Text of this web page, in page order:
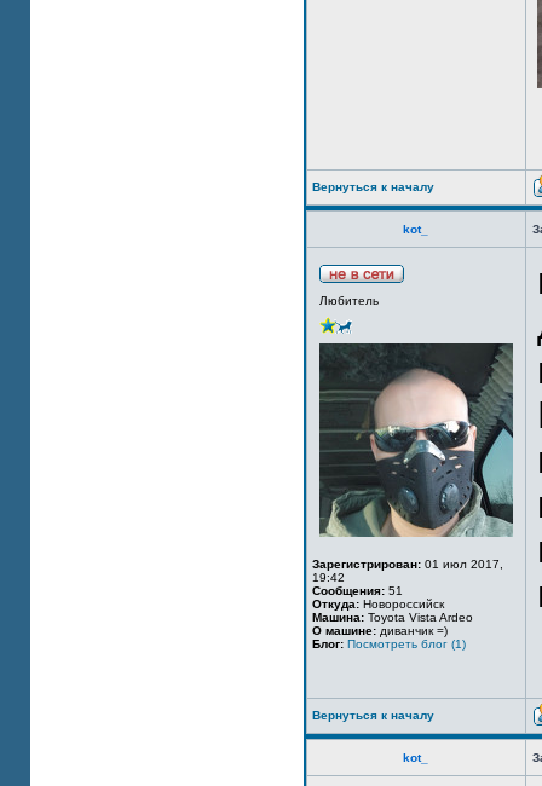
Вернуться к началу
kot_
Любитель
Зарегистрирован: 01 июл 2017,
19:42
Сообщения: 51
Откуда: Новороссийск
Машина: Toyota Vista Ardeo
О машине: диванчик =)
Блог: Посмотреть блог (1)
Вернуться к началу
kot_